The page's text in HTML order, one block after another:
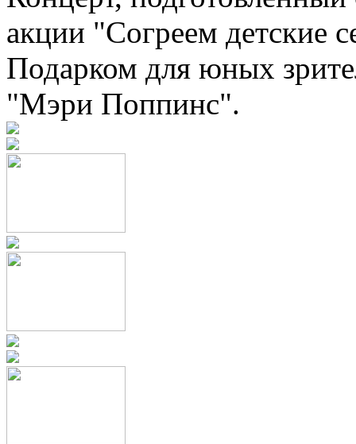
акции "Согреем детские
Подарком для юных
"Мэри Поппинс".